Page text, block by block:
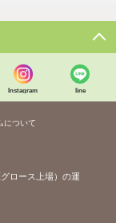
Instagram line
について
ロース上場）の運